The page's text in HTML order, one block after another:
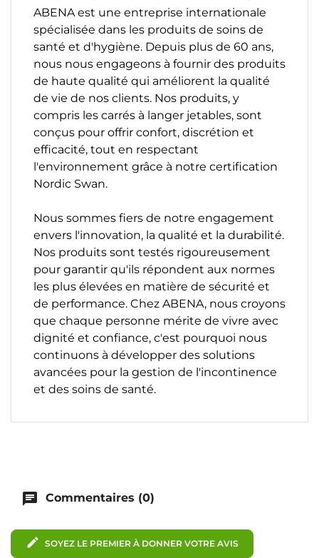
ABENA est une entreprise internationale
spécialisée dans les produits de soins de
santé et d'hygiène. Depuis plus de 60 ans,
nous nous engageons à fournir des produits
de haute qualité qui améliorent la qualité
de vie de nos clients. Nos produits, y
compris les carrés à langer jetables, sont
conçus pour offrir confort, discrétion et
efficacité, tout en respectant
l'environnement grâce à notre certification
Nordic Swan.
Nous sommes fiers de notre engagement
envers l'innovation, la qualité et la durabilité.
Nos produits sont testés rigoureusement
pour garantir qu'ils répondent aux normes
les plus élevées en matière de sécurité et
de performance. Chez ABENA, nous croyons
que chaque personne mérite de vivre avec
dignité et confiance, c'est pourquoi nous
continuons à développer des solutions
avancées pour la gestion de l'incontinence
et des soins de santé.
chat Commentaires (0)
edit SOYEZ LE PREMIER À DONNER VOTRE AVIS